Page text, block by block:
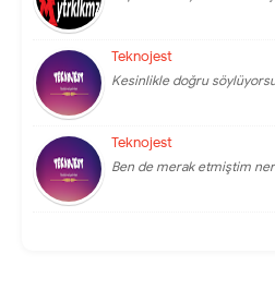
Teknojest
Kesinlikle doğru
Teknojest
Ben de merak etmiştim